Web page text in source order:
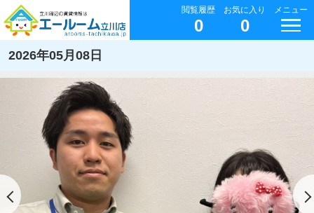
閲覧履歴
0
お気に入り
0
メニュー
2026年05月08日